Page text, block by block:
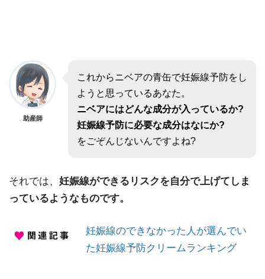
助産師
これからニベアの青缶で妊娠線予防をし
ようと思っているあなた。
ニベアにはどんな成分が入っているか?
妊娠線予防に必要な成分はなにか?
をごぞんじないんですよね?
それでは、 妊娠線ができるリスクを自分で上げてしま
っているようなものです。
妊娠線のできなかった人が選んでい
た妊娠線予防クリームランキング